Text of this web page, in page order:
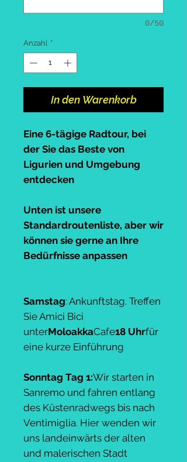
0/50
Anzahl *
In den Warenkorb
Eine 6-tägige Radtour, bei
der Sie das Beste von
Ligurien und Umgebung
entdecken
Unten ist unsere
Standardroutenliste, aber wir
können sie gerne an Ihre
Bedürfnisse anpassen
Samstag: Ankunftstag. Treffen
Sie Amici Bici
unterMoloakkaCafe18 Uhrfür
eine kurze Einführung
Sonntag Tag 1:Wir starten in
Sanremo und fahren entlang
des Küstenradwegs bis nach
Ventimiglia. Hier wenden wir
uns landeinwärts der alten
und malerischen Stadt